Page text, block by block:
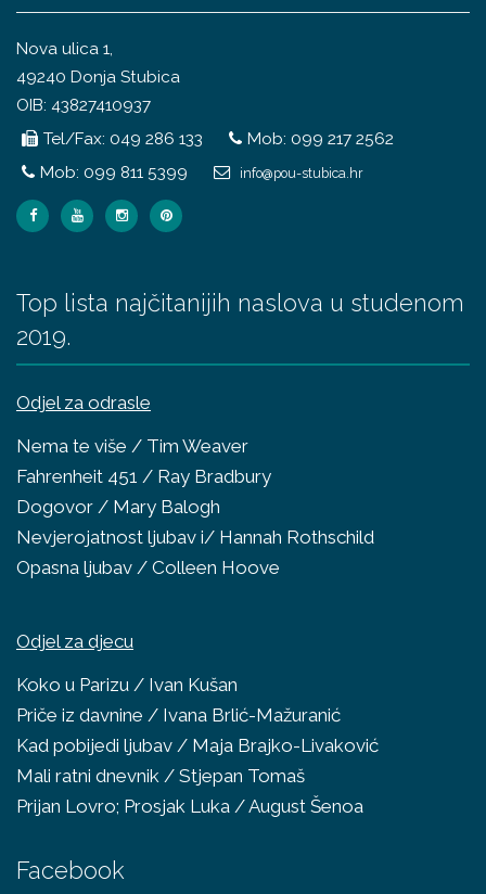
Nova ulica 1,
49240 Donja Stubica
OIB: 43827410937
Tel/Fax: 049 286 133
Mob: 099 217 2562
Mob: 099 811 5399
info@pou-stubica.hr
Top lista najčitanijih naslova u studenom
2019.
Odjel za odrasle
Nema te više / Tim Weaver
Fahrenheit 451 / Ray Bradbury
Dogovor / Mary Balogh
Nevjerojatnost ljubav i/ Hannah Rothschild
Opasna ljubav / Colleen Hoove
Odjel za djecu
Koko u Parizu / Ivan Kušan
Priče iz davnine / Ivana Brlić-Mažuranić
Kad pobijedi ljubav / Maja Brajko-Livaković
Mali ratni dnevnik / Stjepan Tomaš
Prijan Lovro; Prosjak Luka / August Šenoa
Facebook